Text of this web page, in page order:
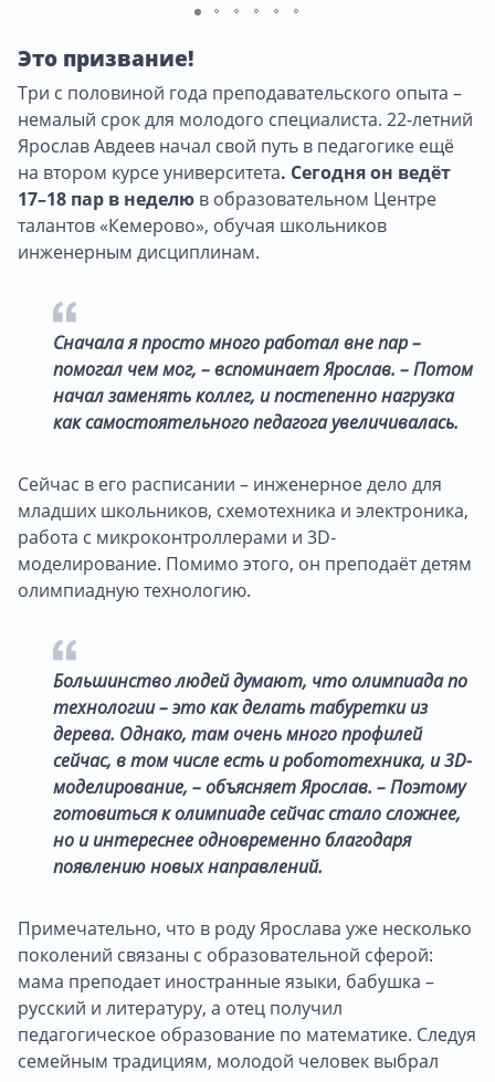
Это призвание!
Три с половиной года преподавательского опыта –
немалый срок для молодого специалиста. 22-летний
Ярослав Авдеев начал свой путь в педагогике ещё
на втором курсе университета. Сегодня он ведёт
17–18 пар в неделю в образовательном Центре
талантов «Кемерово», обучая школьников
инженерным дисциплинам.
Сначала я просто много работал вне пар –
помогал чем мог, – вспоминает Ярослав. – Потом
начал заменять коллег, и постепенно нагрузка
как самостоятельного педагога увеличивалась.
Сейчас в его расписании – инженерное дело для
младших школьников, схемотехника и электроника,
работа с микроконтроллерами и 3D-
моделирование. Помимо этого, он преподаёт детям
олимпиадную технологию.
Большинство людей думают, что олимпиада по
технологии – это как делать табуретки из
дерева. Однако, там очень много профилей
сейчас, в том числе есть и робототехника, и 3D-
моделирование, – объясняет Ярослав. – Поэтому
готовиться к олимпиаде сейчас стало сложнее,
но и интереснее одновременно благодаря
появлению новых направлений.
Примечательно, что в роду Ярослава уже несколько
поколений связаны с образовательной сферой:
мама преподает иностранные языки, бабушка –
русский и литературу, а отец получил
педагогическое образование по математике. Следуя
семейным традициям, молодой человек выбрал